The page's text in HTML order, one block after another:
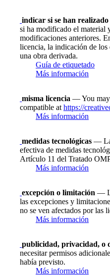
indicar si se han realizado
si ha modificado el material
modificaciones anteriores.
licencia, la indicación de los
una obra derivada.
Guía de etiquetado
Más información
misma licencia — You may
compatible at https://
Más información
medidas tecnológicas — La
efectiva de medidas
Artículo 11 del Tratado
Más información
excepción o limitación —
las excepciones y
no se ven afectados por las
Más información
publicidad, privacidad, o
necesitar permisos
había previsto.
Más información